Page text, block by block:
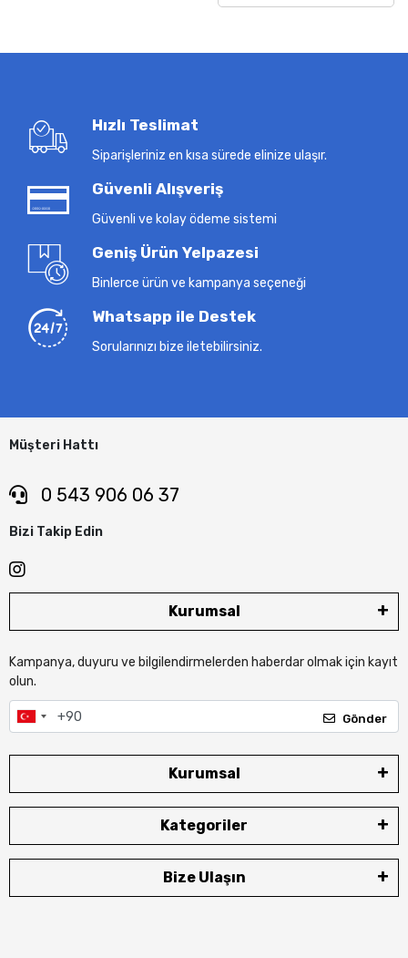
Hızlı Teslimat
Siparişleriniz en kısa sürede elinize ulaşır.
Güvenli Alışveriş
Güvenli ve kolay ödeme sistemi
Geniş Ürün Yelpazesi
Binlerce ürün ve kampanya seçeneği
Whatsapp ile Destek
Sorularınızı bize iletebilirsiniz.
Müşteri Hattı
0 543 906 06 37
Bizi Takip Edin
Kurumsal
Kampanya, duyuru ve bilgilendirmelerden haberdar olmak için kayıt
olun.
Gönder
Kurumsal
Kategoriler
Bize Ulaşın